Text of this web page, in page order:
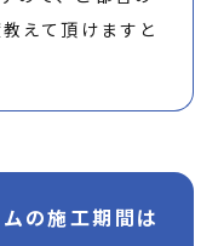
えて頂けますと
の施工期間は